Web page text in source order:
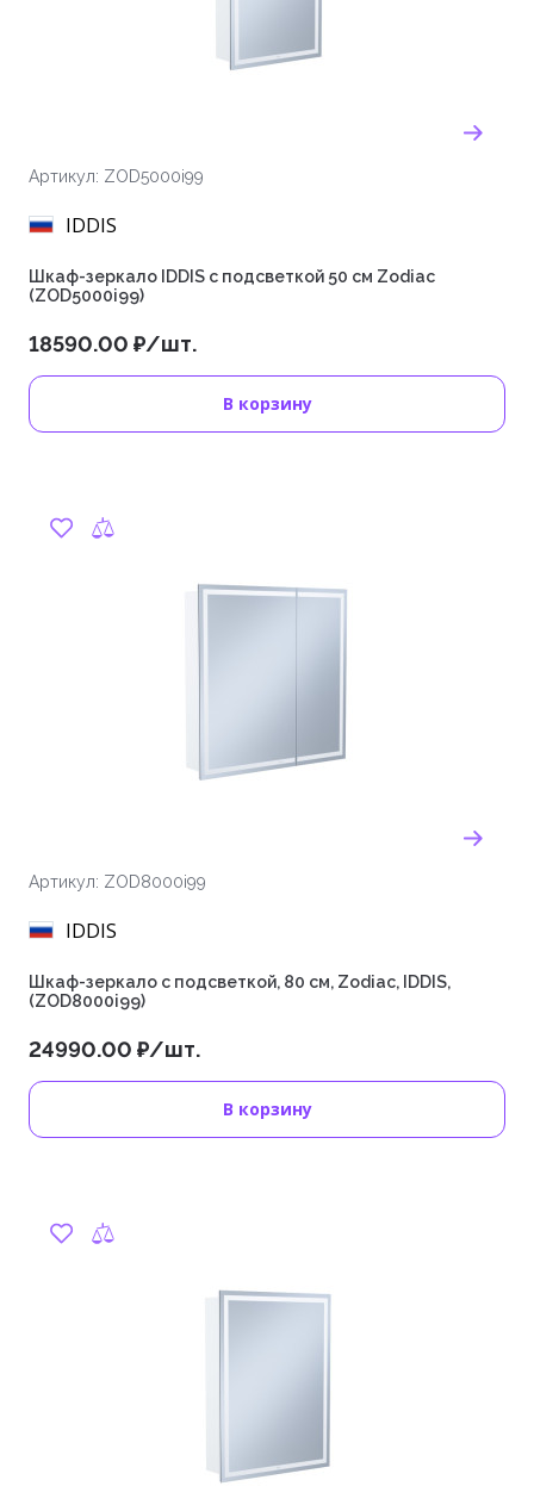
Артикул: ZOD5000i99
IDDIS
Шкаф-зеркало IDDIS с подсветкой 50 см Zodiac
(ZOD5000i99)
18590.00 ₽/шт.
В корзину
Артикул: ZOD8000i99
IDDIS
Шкаф-зеркало с подсветкой, 80 см, Zodiac, IDDIS,
(ZOD8000i99)
24990.00 ₽/шт.
В корзину